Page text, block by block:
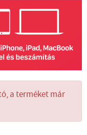
a terméket már